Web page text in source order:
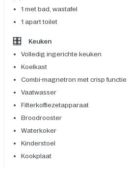
1 met bad, wastafel
1 apart toilet
Keuken
Volledig ingerichte keuken
Koelkast
Combi-magnetron met crisp functie
Vaatwasser
Filterkoffiezetapparaat
Broodrooster
Waterkoker
Kinderstoel
Kookplaat